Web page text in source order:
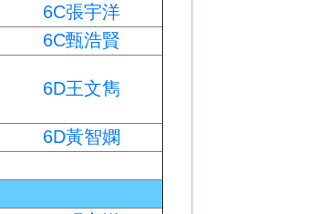
6C張宇洋
6C甄浩賢
6D王文雋
6D黃智嫻